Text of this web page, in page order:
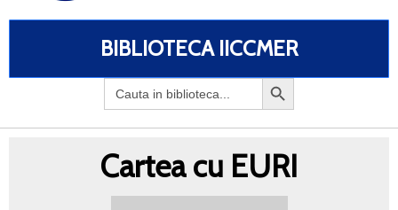
BIBLIOTECA IICCMER
Search
for:
Cartea cu EURI